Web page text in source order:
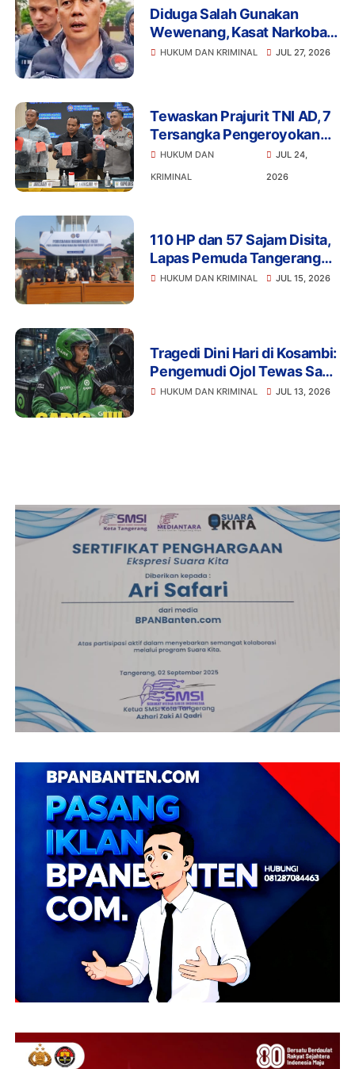
Diduga Salah Gunakan
Wewenang, Kasat Narkoba
Polres Tangsel dan 6
HUKUM DAN KRIMINAL JUL 27, 2026
Tewaskan Prajurit TNI AD, 7
Tersangka Pengeroyokan
Terancam Penjara Seumur
Hidup
HUKUM DAN
KRIMINAL
JUL 24,
2026
110 HP dan 57 Sajam Disita,
Lapas Pemuda Tangerang
Perketat Pengawasan
HUKUM DAN KRIMINAL JUL 15, 2026
Tragedi Dini Hari di Kosambi:
Pengemudi Ojol Tewas Saat
Istirahat, Motor dan HP Raib
HUKUM DAN KRIMINAL JUL 13, 2026